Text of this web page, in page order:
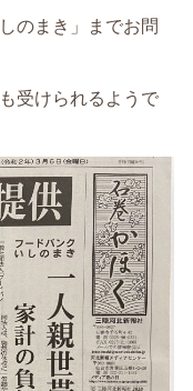
のまき」までお問
受けられるようで